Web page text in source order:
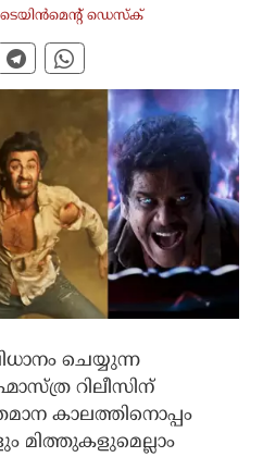
ഡെസ്‌ക്
ചെയ്യുന്ന
റിലീസിന്
കാലത്തിനൊപ്പം
മിത്തുകളുമെല്ലാം